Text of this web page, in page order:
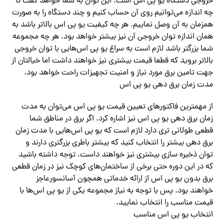
چه اندازه می‌توانیم روی آن حساب کنیم و چند دستگاه را به صورت
همزمان به آن وصل نماییم. هر چه کیفیت یو پی اس بالاتر باشد به
همان اندازه توان خروجی آن نیز بیشتر خواهد بود. هر چه مجموعه
شما بزرگتر باشد لازم است به سراغ یو پی اس‌هایی با توان خروجی
بالاتر بروید که قطعا قیمت بیشتری نیز خواهند داشت اما خیالتان از
جهت تامین برق مورد نیاز و امنیت تجهیزات راحت خواهد بود.
مدت زمان برق دهی یو پی اس
از مهمترین فاکتورهای تعیین قیمت یو پی اس می‌توان به مدت
زمان برق دهی یو پی اس نیز اشاره کرد. اگر برق در مناطق شما
قطعی طولانی تری دارد لازم است که یو پی اس‌هایی با مدت زمان
برق دهی بیشتر را انتخاب کنید که بیشتر باطری بزرگتری دارند و
توان ذخیره سازی بیشتری نیز خواهند داست. توجه داشته باشید
که در این دوره حتی برخی از ساختمان‌های کوچک نیز در زمان قطعی
برق بدون یو پی اس از ارائه خدماتی همچون آسانسورعاجز
خواهند بود‌. پس با توجه به نیاز مجموعه یکی از یو پی اس‌ها با
قیمت مناسب را انتخاب نمایید.
انتخاب یو پی اس مناسب